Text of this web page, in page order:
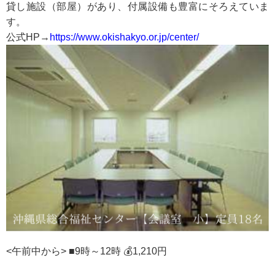
貸し施設（部屋）があり、付属設備も豊富にそろえていま
す。
公式HP→ https://www.okishakyo.or.jp/center/
<午前中から> ■9時～12時 💰1,210円